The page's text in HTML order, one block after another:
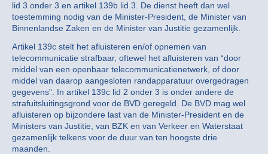
lid 3 onder 3 en artikel 139b lid 3. De dienst heeft dan wel
toestemming nodig van de Minister-President, de Minister van
Binnenlandse Zaken en de Minister van Justitie gezamenlijk.
Artikel 139c stelt het afluisteren en/of opnemen van
telecommunicatie strafbaar, oftewel het afluisteren van “door
middel van een openbaar telecommunicatienetwerk, of door
middel van daarop aangesloten randapparatuur overgedragen
gegevens”. In artikel 139c lid 2 onder 3 is onder andere de
strafuitsluitingsgrond voor de BVD geregeld. De BVD mag wel
afluisteren op bijzondere last van de Minister-President en de
Ministers van Justitie, van BZK en van Verkeer en Waterstaat
gezamenlijk telkens voor de duur van ten hoogste drie
maanden.